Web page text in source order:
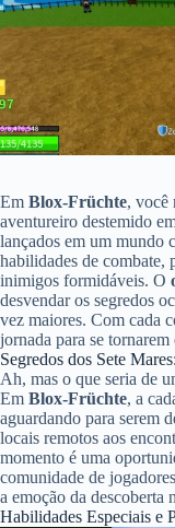
Em Blox-Früchte, você
aventureiro destemido
lançados em um mundo
habilidades de combate,
inimigos formidáveis. O
desvendar os segredos
vez maiores. Com cada
jornada para se
Segredos dos Sete
Ah, mas o que seria de
Em Blox-Früchte, a
aguardando para serem
locais remotos aos
momento é uma
comunidade de
a emoção da descoberta
Habilidades Especiais e